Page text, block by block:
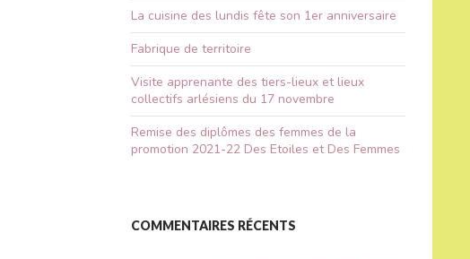
La cuisine des lundis fête son 1er anniversaire
Fabrique de territoire
Visite apprenante des tiers-lieux et lieux
collectifs arlésiens du 17 novembre
Remise des diplômes des femmes de la
promotion 2021-22 Des Etoiles et Des Femmes
COMMENTAIRES RÉCENTS